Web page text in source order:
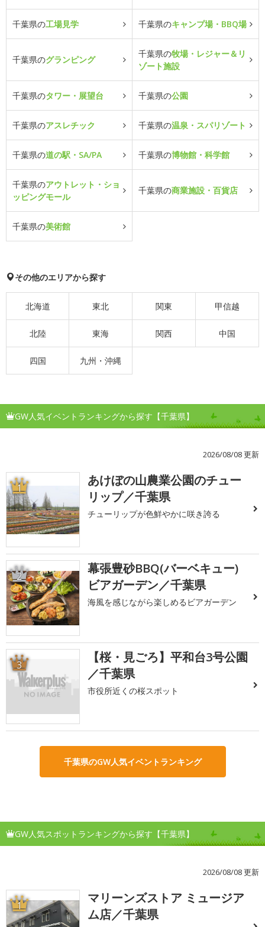
千葉県の工場見学 千葉県のキャンプ場・BBQ場
千葉県のグランピング
千葉県の牧場・レジャー＆リ
ゾート施設
千葉県のタワー・展望台 千葉県の公園
千葉県のアスレチック 千葉県の温泉・スパリゾート
千葉県の道の駅・SA/PA 千葉県の博物館・科学館
千葉県のアウトレット・ショ
ッピングモール
千葉県の商業施設・百貨店
千葉県の美術館
その他のエリアから探す
北海道 東北 関東 甲信越
北陸 東海 関西 中国
四国 九州・沖縄
GW人気イベントランキングから探す【千葉県】
2026/08/08 更新
1
あけぼの山農業公園のチュー
リップ／千葉県
チューリップが色鮮やかに咲き誇る
2
幕張豊砂BBQ(バーベキュー)
ビアガーデン／千葉県
海風を感じながら楽しめるビアガーデン
3
【桜・見ごろ】平和台3号公園
／千葉県
市役所近くの桜スポット
千葉県のGW人気イベントランキング
GW人気スポットランキングから探す【千葉県】
2026/08/08 更新
1
マリーンズストア ミュージア
ム店／千葉県